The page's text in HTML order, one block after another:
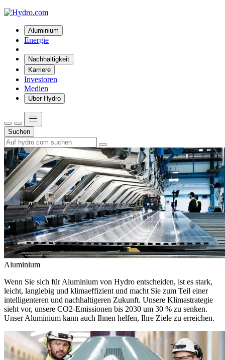
Aluminium
Energie
Nachhaltigkeit
Karriere
Investoren
Medien
Über Hydro
Suchen
Aluminium
Wenn Sie sich für Aluminium von Hydro entscheiden, ist es stark,
leicht, langlebig und klimaeffizient und macht Sie zum Teil einer
intelligenteren und nachhaltigeren Zukunft. Unsere Klimastrategie
sieht vor, unsere CO2-Emissionen bis 2030 um 30 % zu senken.
Unser Aluminium kann auch Ihnen helfen, Ihre Ziele zu erreichen.